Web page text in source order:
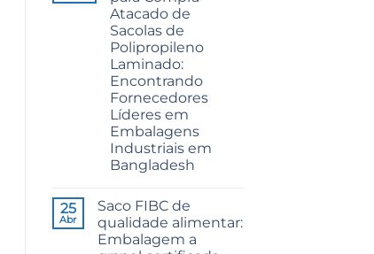
CB
Grade
Jute
Yarn:
Premium
Quality
for
Weaving,
Packaging
and
Industrial
Applications
Atacado de
Sacolas de
Polipropileno
Laminado:
Encontrando
Fornecedores
Líderes em
Embalagens
Industriais em
Bangladesh
em
The
Ultimate
Guide
to
25
Abr
Saco FIBC de
qualidade alimentar:
Embalagem a